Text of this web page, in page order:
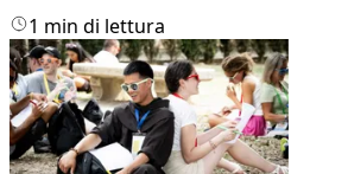
1 min di lettura